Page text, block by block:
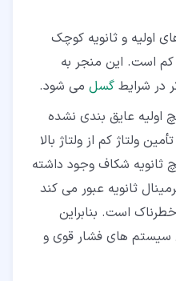
اولیه و ثانویه کوچک
است. این منجر به
در شرایط گسل می شود.
اولیه عایق بندی نشده
ولتاژ کم از ولتاژ بالا
ثانویه شکاف وجود داشته
ثانویه عبور می کند
خطرناک است. بنابراین
سیستم های فشار قوی و